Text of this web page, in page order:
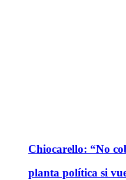
Chiocarello: “No
planta política si